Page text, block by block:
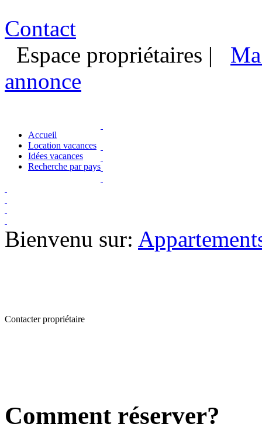
Contact
Espace propriétaires |
annonce
Accueil
Location vacances
Idées vacances
Recherche par pays
Bienvenu sur:
Contacter propriétaire
Comment réserver?